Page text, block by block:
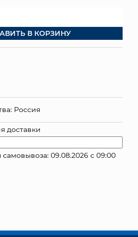
ТОРГОВЫЙ ЦЕНТР
КЛИЕНТАМ
В КОРЗИНУ
Россия
доставки
09.08.2026 с 09:00